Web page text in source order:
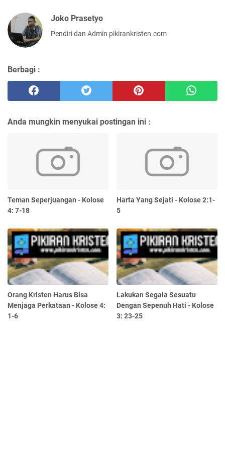
Joko Prasetyo
Pendiri dan Admin pikirankristen.com
Berbagi :
Anda mungkin menyukai postingan ini :
Teman Seperjuangan - Kolose
4: 7-18
Harta Yang Sejati - Kolose 2:1-
5
Orang Kristen Harus Bisa
Menjaga Perkataan - Kolose 4:
1-6
Lakukan Segala Sesuatu
Dengan Sepenuh Hati - Kolose
3: 23-25